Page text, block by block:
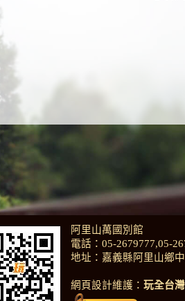
阿里山萬國別館
電話： 05-2679777,05-
地址：嘉義縣阿里山鄉
網頁設計維護： 玩全台